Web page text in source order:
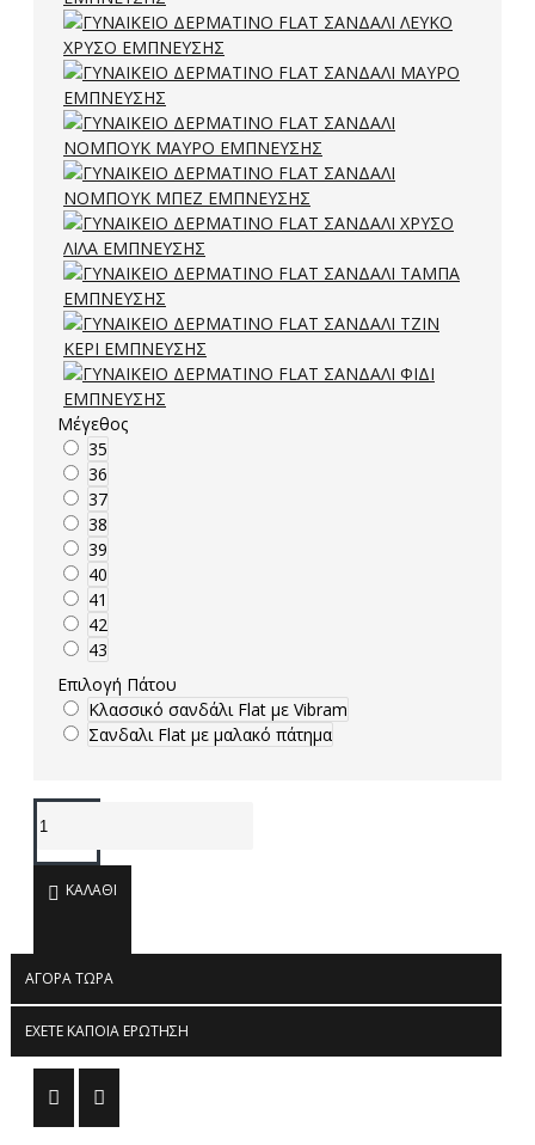
Μέγεθος
35
36
37
38
39
40
41
42
43
Επιλογή Πάτου
Κλασσικό σανδάλι Flat με Vibram
Σανδαλι Flat με μαλακό πάτημα
ΚΑΛΆΘΙ
ΑΓΟΡΆ ΤΏΡΑ
ΈΧΕΤΕ ΚΆΠΟΙΑ ΕΡΏΤΗΣΗ